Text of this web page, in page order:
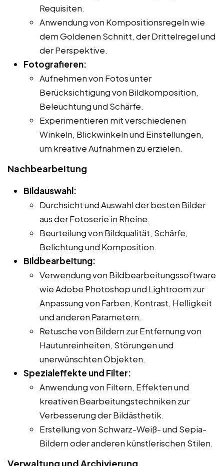
Requisiten.
Anwendung von Kompositionsregeln wie
dem Goldenen Schnitt, der Drittelregel und
der Perspektive.
Fotografieren:
Aufnehmen von Fotos unter
Berücksichtigung von Bildkomposition,
Beleuchtung und Schärfe.
Experimentieren mit verschiedenen
Winkeln, Blickwinkeln und Einstellungen,
um kreative Aufnahmen zu erzielen.
Nachbearbeitung
Bildauswahl:
Durchsicht und Auswahl der besten Bilder
aus der Fotoserie in Rheine.
Beurteilung von Bildqualität, Schärfe,
Belichtung und Komposition.
Bildbearbeitung:
Verwendung von Bildbearbeitungssoftware
wie Adobe Photoshop und Lightroom zur
Anpassung von Farben, Kontrast, Helligkeit
und anderen Parametern.
Retusche von Bildern zur Entfernung von
Hautunreinheiten, Störungen und
unerwünschten Objekten.
Spezialeffekte und Filter:
Anwendung von Filtern, Effekten und
kreativen Bearbeitungstechniken zur
Verbesserung der Bildästhetik.
Erstellung von Schwarz-Weiß- und Sepia-
Bildern oder anderen künstlerischen Stilen.
Verwaltung und Archivierung